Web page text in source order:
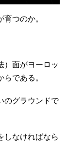
つのか。
）面がヨーロッ
である。
のグラウンドで
しなければなら